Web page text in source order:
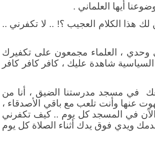
أيها العلماني .
لك هذا الكلام العجيب ؟! .. لا تكفرني ..
وحدي ، العلماء مجمعون على تكفيرك
شاهدة عليك ، كافر كافر كافر
في مسجد مدرستنا الضيق ، أنا من
عنها وأنت تلعب مع باقي الأصدقاء ،
في المسجد كل يوم .. كيف تكفرني
ويدي فوق يدك أثناء الصلاة كل يوم